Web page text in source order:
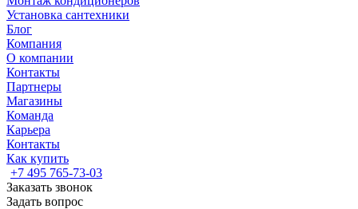
Установка сантехники
Блог
Компания
О компании
Контакты
Партнеры
Магазины
Команда
Карьера
Контакты
Как купить
+7 495 765-73-03
Заказать звонок
Задать вопрос